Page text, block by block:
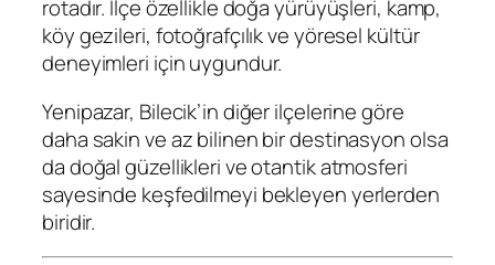
rotadır. İlçe özellikle doğa yürüyüşleri, kamp,
köy gezileri, fotoğrafçılık ve yöresel kültür
deneyimleri için uygundur.
Yenipazar, Bilecik’in diğer ilçelerine göre
daha sakin ve az bilinen bir destinasyon olsa
da doğal güzellikleri ve otantik atmosferi
sayesinde keşfedilmeyi bekleyen yerlerden
biridir.